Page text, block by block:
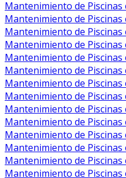
Mantenimiento de Piscinas
Mantenimiento de Piscinas
Mantenimiento de Piscinas
Mantenimiento de Piscinas
Mantenimiento de Piscinas
Mantenimiento de
Mantenimiento de
Mantenimiento de Piscinas
Mantenimiento de Piscinas
Mantenimiento de Piscinas
Mantenimiento de Piscinas
Mantenimiento de Piscinas
Mantenimiento de Piscinas
Mantenimiento de Piscinas